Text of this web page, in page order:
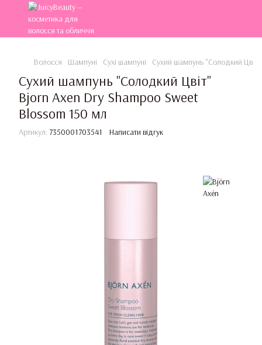
Волосся Шампуні Сухі шампуні Сухий шампунь "Солодкий
Сухий шампунь "Солодкий Цвіт"
Bjorn Axen Dry Shampoo Sweet
Blossom 150 мл
Артикул: 7350001703541 Написати відгук